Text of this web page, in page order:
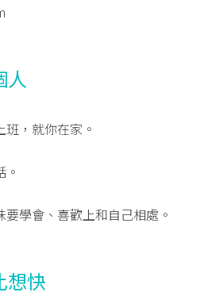
人
，就你在家。
學會、喜歡上和自己相處。
想快